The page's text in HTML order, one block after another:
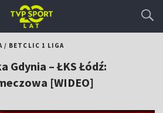
/ BETCLIC 1 LIGA
Gdynia – ŁKS Łódź:
[WIDEO]